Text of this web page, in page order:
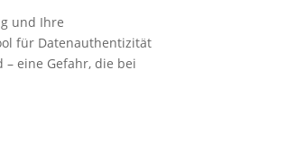
und Ihre
für Datenauthentizität
eine Gefahr, die bei